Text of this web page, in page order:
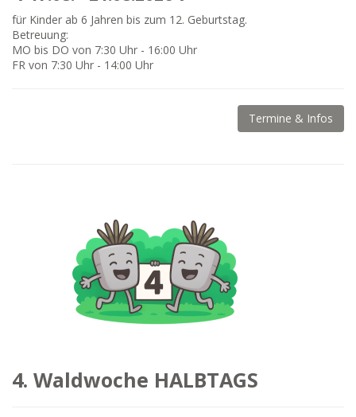
für Kinder ab 6 Jahren bis zum 12. Geburtstag.
Betreuung:
MO bis DO von 7:30 Uhr - 16:00 Uhr
FR von 7:30 Uhr - 14:00 Uhr
Termine & Infos
4. Waldwoche HALBTAGS